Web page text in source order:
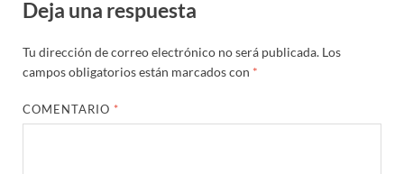
Deja una respuesta
Tu dirección de correo electrónico no será publicada. Los
campos obligatorios están marcados con *
COMENTARIO *